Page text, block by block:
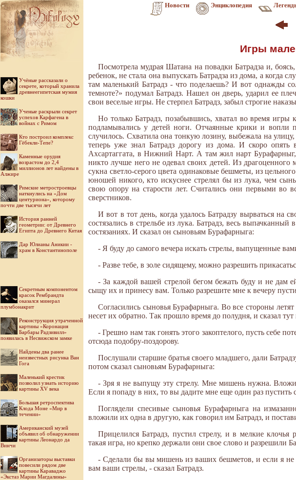
Новости Энциклопедия
Учёные рассказали о
секрете, который хранила
древнеегипетская мумия
кошки
Ученые раскрыли секрет
успехов Карфагена в
войнах с Римом
Кто построил комплекс
Гёбекли-Тепе?
Каменные орудия
возрастом до 2,4
миллионов лет найдены в
Алжире
Римские метростроевцы
наткнулись на «Дом
центуриона», которому
почти две тысячи лет
История ранней
геометрии: от Древнего
Египта до Древнего Китая
Дар Юлианы Аникии -
храм в Константинополе
Секретным компонентом
красок Рембрандта
оказался минерал
плумбонакрит
Реконструкция утраченной
картины «Коронация
Барбары Радзивилл»
появилась в Несвижском замке
Найдены два ранее
неизвестных рисунка Ван
Гога
Маленький крестик
позволил узнать историю
картины XV века
Большая ретроспектива
Клода Моне «Мир в
течении»
Американский музей
объявил об обнаружении
картины Леонардо да
Винчи
Организаторы выставки
повесили рядом две
картины Караваджо
«Экстаз Марии Магдалины»
Игры
Посмотрела мудрая Шатана на повадки Батрадза и,
ребенок, не стала она выпускать Батрадза из дома, а когда
там маленький Батрадз - что поделаешь? И вот однажды
темноте?» подумал Батрадз. Нашел он дверь, ударил ее
свои веселые игры. Не стерпел Батрадз, забыл строгие
Но только Батрадз, позабывшись, хватал во время игры
подламывались у детей ноги. Отчаянные крики и вопли
случилось. Схватила она тонкую лозину, выбежала на
теперь уже знал Батрадз дорогу из дома. И скоро
Ахсартаггата, в Нижний Нарт. А там жил нарт
никто лучше него не одевал своих детей. Из
сукна светло-серого цвета одинаковые бешметы, из
юношей никого, кто искуснее стрелял бы из лука, чем
свою опору на старости лет. Считались они первыми во
сверстников.
И вот в тот день, когда удалось Батрадзу вырваться на
состязались в стрельбе из лука. Батрадз, весь
состязаниях. И сказал он сыновьям Бурафарныга:
- Я буду до самого вечера искать стрелы, выпущенные
- Разве тебе, в золе сидящему, можно разрешить
- За каждой вашей стрелой бегом бежать буду и не дам
сыщу их и принесу вам. Только разрешите мне к вечеру
Согласились сыновья Бурафарныга. Во все стороны
несет их обратно. Так прошло время до полудня, и сказал
- Грешно нам так гонять этого закоптелого, пусть себе
отсюда подобру-поздорову.
Послушали старшие братья своего младшего, дали
потом сказал сыновьям Бурафарныга:
- Зря я не выпущу эту стрелу. Мне мишень нужна.
Если я попаду в них, то вы дадите мне еще один раз пустить
Поглядели спесивые сыновья Бурафарныга на
вложили их одна в другую, как говорил им Батрадз, и
Прицелился Батрадз, пустил стрелу, и в мелкие
такая игра, но крепко держали они свое слово и разрешили
- Сделали бы вы мишень из ваших бешметов, и если я
вам ваши стрелы, - сказал Батрадз.